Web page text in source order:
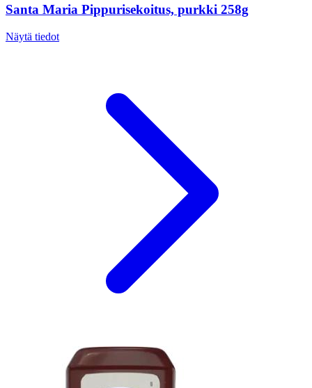
Santa Maria Pippurisekoitus, purkki 258g
Näytä tiedot